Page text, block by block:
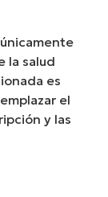
la salud
es
el
y las